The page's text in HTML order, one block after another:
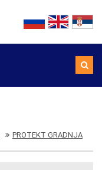
PROTEKT GRADNJA